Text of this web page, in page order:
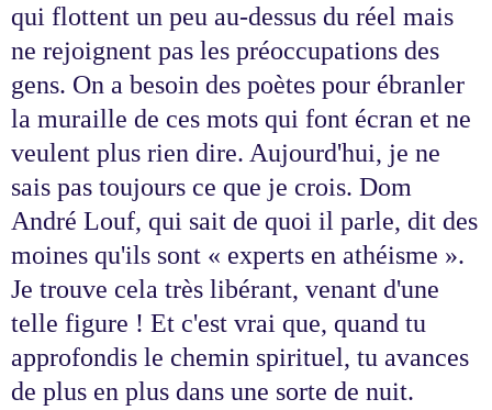
qui flottent un peu au-dessus du réel mais
ne rejoignent pas les préoccupations des
gens. On a besoin des poètes pour ébranler
la muraille de ces mots qui font écran et ne
veulent plus rien dire. Aujourd'hui, je ne
sais pas toujours ce que je crois. Dom
André Louf, qui sait de quoi il parle, dit des
moines qu'ils sont « experts en athéisme ».
Je trouve cela très libérant, venant d'une
telle figure ! Et c'est vrai que, quand tu
approfondis le chemin spirituel, tu avances
de plus en plus dans une sorte de nuit.